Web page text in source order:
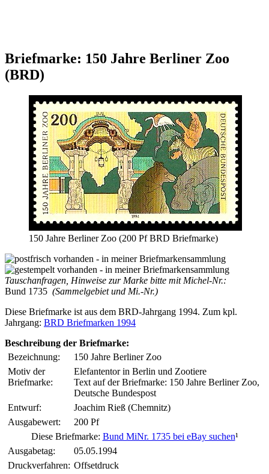
Briefmarke: 150 Jahre Berliner Zoo
(BRD)
150 Jahre Berliner Zoo (200 Pf BRD Briefmarke)
Tauschanfragen, Hinweise zur Marke bitte mit Michel-Nr.:
Bund 1735 (Sammelgebiet und Mi.-Nr.)
Diese Briefmarke ist aus dem BRD-Jahrgang 1994. Zum kpl.
Jahrgang: BRD Briefmarken 1994
Beschreibung der Briefmarke:
Bezeichnung:
150 Jahre Berliner Zoo
Motiv der
Briefmarke:
Elefantentor in Berlin und Zootiere
Text auf der Briefmarke: 150 Jahre Berliner Zoo,
Deutsche Bundespost
Entwurf:
Joachim Rieß (Chemnitz)
Ausgabewert:
200 Pf
Diese Briefmarke: Bund MiNr. 1735 bei eBay suchen¹
Ausgabetag:
05.05.1994
Druckverfahren: Offsetdruck